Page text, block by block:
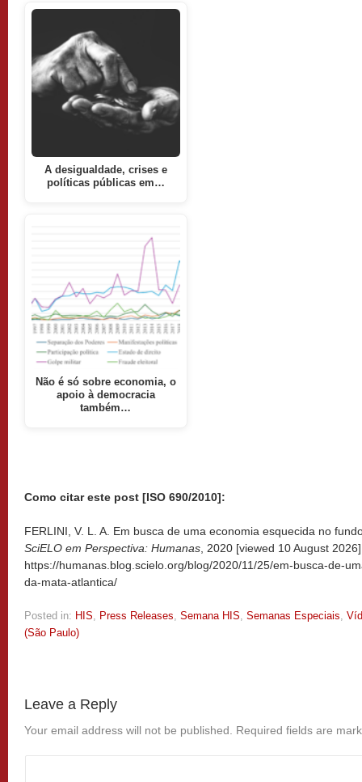
A desigualdade, crises e
políticas públicas em…
Não é só sobre economia, o
apoio à democracia
também…
Como citar este post [ISO 690/2010]:
FERLINI, V. L. A. Em busca de uma economia esquecida no
SciELO em Perspectiva: Humanas , 2020 [viewed 10 August
https://humanas.blog.scielo.org/blog/2020/11/25/em-busca-de-
da-mata-atlantica/
Posted in: HIS Press Releases Semana HIS Semanas Especiais
(São Paulo)
Leave a Reply
Your email address will not be published. Required fields are